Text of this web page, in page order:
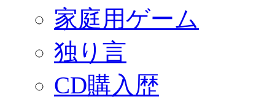
家庭用ゲーム
独り言
CD購入歴